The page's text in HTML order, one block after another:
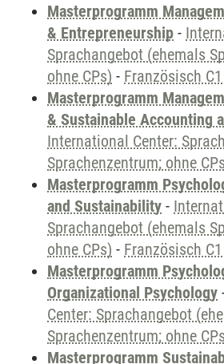
Masterprogramm
& Entrepreneurship -
Sprachangebot (ehemals
ohne CPs) - Französisch C1
Masterprogramm
& Sustainable Accounting
International Center:
Sprachenzentrum; ohne
Masterprogramm
and Sustainability -
Sprachangebot (ehemals
ohne CPs) - Französisch C1
Masterprogramm
Organizational Psychology
Center: Sprachangebot
Sprachenzentrum; ohne
Masterprogramm